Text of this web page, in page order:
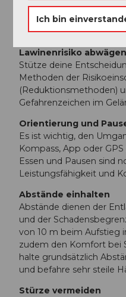
Lawinengefahr! Wie
sind die Gefahrenstellen,
Lawinenprobleme
Lawinenrisiko abwägen
Stütze deine
Methoden der
(Reduktionsmethoden)
Gefahrenzeichen im
Orientierung und
Es ist wichtig, den
Kompass, App oder
Essen und Pausen sind
Leistungsfähigkeit und
Abstände einhalten
Abstände dienen der
und der
von 10 m beim Aufstieg
zudem den Komfort bei
halte grundsätzlich
und befahre sehr steile
Stürze vermeiden
Ich bin